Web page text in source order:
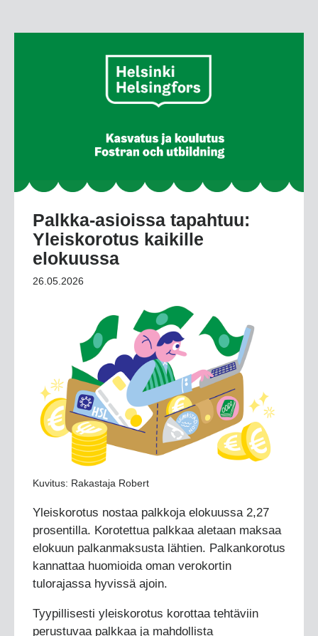
Palkka-asioissa tapahtuu:
Yleiskorotus kaikille
elokuussa
26.05.2026
Kuvitus: Rakastaja Robert
Yleiskorotus nostaa palkkoja elokuussa 2,27
prosentilla. Korotettua palkkaa aletaan maksaa
elokuun palkanmaksusta lähtien. Palkankorotus
kannattaa huomioida oman verokortin
tulorajassa hyvissä ajoin.
Tyypillisesti yleiskorotus korottaa tehtäviin
perustuvaa palkkaa ja mahdollista